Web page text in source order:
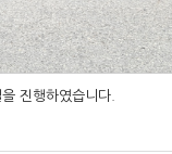
진행하였습니다.